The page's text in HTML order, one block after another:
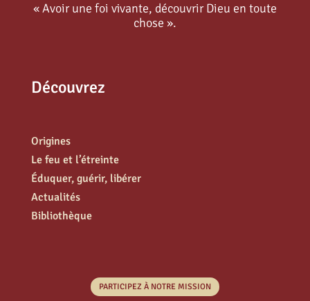
« Avoir une foi vivante, découvrir Dieu en toute
chose ».
Découvrez
Origines
Le feu et l’étreinte
Éduquer, guérir, libérer
Actualités
Bibliothèque
PARTICIPEZ À NOTRE MISSION